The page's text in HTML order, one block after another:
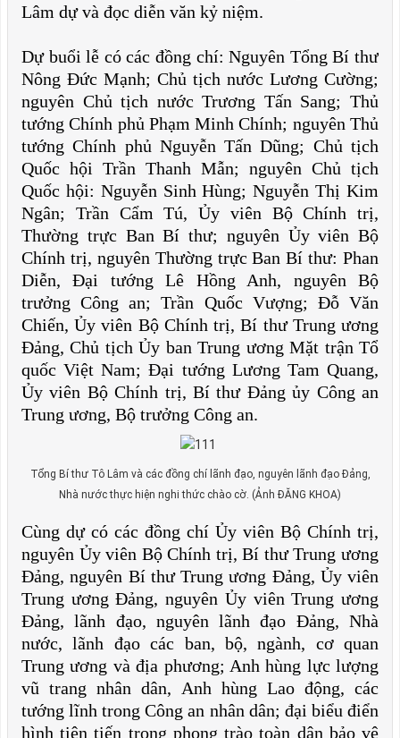
Lâm dự và đọc diễn văn kỷ niệm.
Dự buổi lễ có các đồng chí: Nguyên Tổng Bí thư
Nông Đức Mạnh; Chủ tịch nước Lương Cường;
nguyên Chủ tịch nước Trương Tấn Sang; Thủ
tướng Chính phủ Phạm Minh Chính; nguyên Thủ
tướng Chính phủ Nguyễn Tấn Dũng; Chủ tịch
Quốc hội Trần Thanh Mẫn; nguyên Chủ tịch
Quốc hội: Nguyễn Sinh Hùng; Nguyễn Thị Kim
Ngân; Trần Cẩm Tú, Ủy viên Bộ Chính trị,
Thường trực Ban Bí thư; nguyên Ủy viên Bộ
Chính trị, nguyên Thường trực Ban Bí thư: Phan
Diễn, Đại tướng Lê Hồng Anh, nguyên Bộ
trưởng Công an; Trần Quốc Vượng; Đỗ Văn
Chiến, Ủy viên Bộ Chính trị, Bí thư Trung ương
Đảng, Chủ tịch Ủy ban Trung ương Mặt trận Tổ
quốc Việt Nam; Đại tướng Lương Tam Quang,
Ủy viên Bộ Chính trị, Bí thư Đảng ủy Công an
Trung ương, Bộ trưởng Công an.
Tổng Bí thư Tô Lâm và các đồng chí lãnh đạo, nguyên lãnh đạo Đảng,
Nhà nước thực hiện nghi thức chào cờ. (Ảnh ĐĂNG KHOA)
Cùng dự có các đồng chí Ủy viên Bộ Chính trị,
nguyên Ủy viên Bộ Chính trị, Bí thư Trung ương
Đảng, nguyên Bí thư Trung ương Đảng, Ủy viên
Trung ương Đảng, nguyên Ủy viên Trung ương
Đảng, lãnh đạo, nguyên lãnh đạo Đảng, Nhà
nước, lãnh đạo các ban, bộ, ngành, cơ quan
Trung ương và địa phương; Anh hùng lực lượng
vũ trang nhân dân, Anh hùng Lao động, các
tướng lĩnh trong Công an nhân dân; đại biểu điển
hình tiên tiến trong phong trào toàn dân bảo vệ